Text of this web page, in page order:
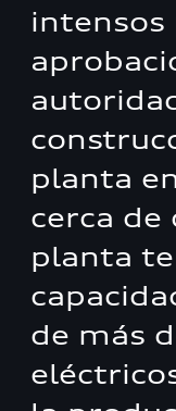
intensos
planta
cerca de
planta
de más